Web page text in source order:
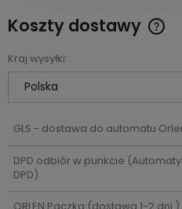
Koszty dostawy
Cena nie zawiera
Kraj wysyłki:
GLS - dostawa do automatu
DPD odbiór w punkcie
DPD)